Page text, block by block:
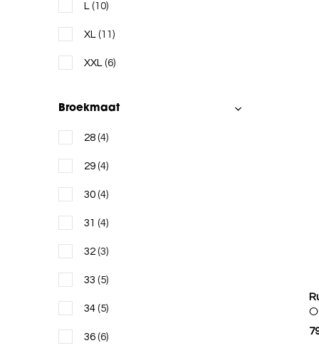
Simple The Brand
Suncoo
Xandres
L (10)
XL (11)
XXL (6)
Broekmaat
28 (4)
29 (4)
30 (4)
31 (4)
32 (3)
33 (5)
34 (5)
36 (6)